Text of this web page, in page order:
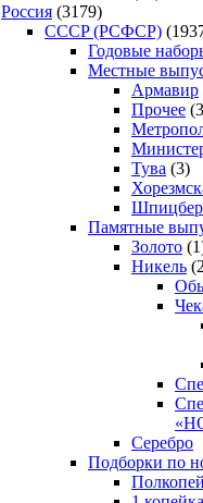
Россия (3179)
CCCP (РСФСР)
Годовые
Местные
Армавир
Прочее
Тува (3)
Памятные
Золото
Никель
Серебро
Подборки по